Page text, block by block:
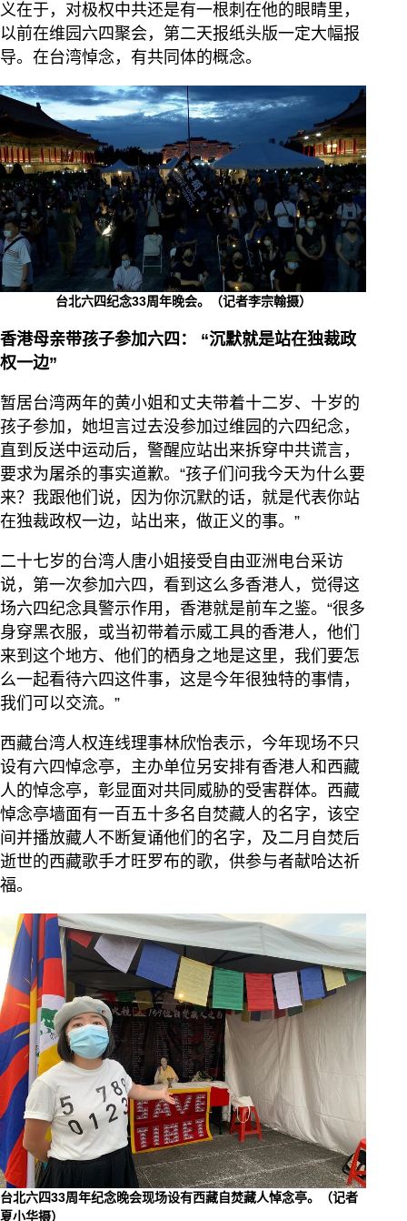
义在于，对极权中共还是有一根刺在他的眼睛里，
以前在维园六四聚会，第二天报纸头版一定大幅报
导。在台湾悼念，有共同体的概念。
台北六四纪念33周年晚会。（记者李宗翰摄）
香港母亲带孩子参加六四： “沉默就是站在独裁政
权一边”
暂居台湾两年的黄小姐和丈夫带着十二岁、十岁的
孩子参加，她坦言过去没参加过维园的六四纪念，
直到反送中运动后，警醒应站出来拆穿中共谎言，
要求为屠杀的事实道歉。“孩子们问我今天为什么要
来？我跟他们说，因为你沉默的话，就是代表你站
在独裁政权一边，站出来，做正义的事。”
二十七岁的台湾人唐小姐接受自由亚洲电台采访
说，第一次参加六四，看到这么多香港人，觉得这
场六四纪念具警示作用，香港就是前车之鉴。“很多
身穿黑衣服，或当初带着示威工具的香港人，他们
来到这个地方、他们的栖身之地是这里，我们要怎
么一起看待六四这件事，这是今年很独特的事情，
我们可以交流。”
西藏台湾人权连线理事林欣怡表示，今年现场不只
设有六四悼念亭，主办单位另安排有香港人和西藏
人的悼念亭，彰显面对共同威胁的受害群体。西藏
悼念亭墙面有一百五十多名自焚藏人的名字，该空
间并播放藏人不断复诵他们的名字，及二月自焚后
逝世的西藏歌手才旺罗布的歌，供参与者献哈达祈
福。
台北六四33周年纪念晚会现场设有西藏自焚藏人悼念亭。（记者
夏小华摄）